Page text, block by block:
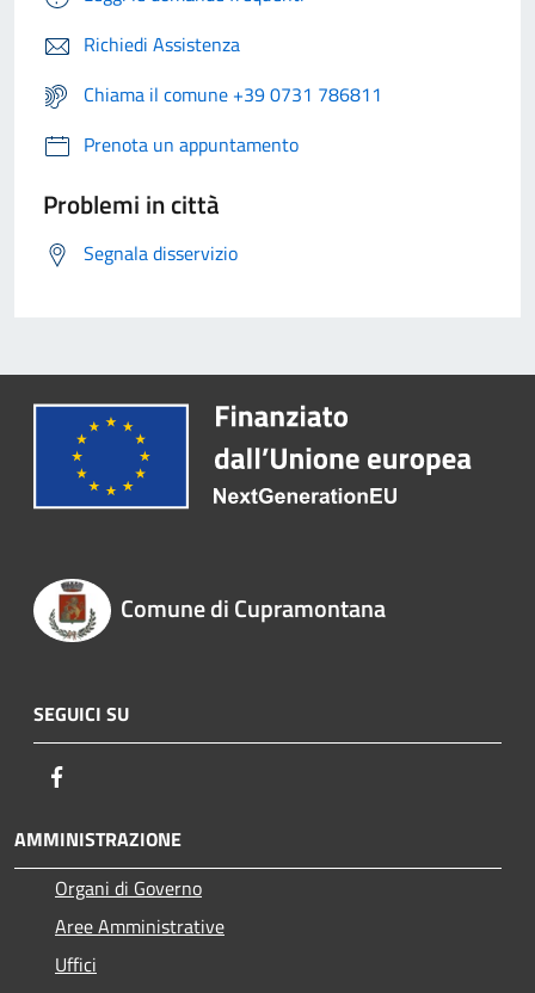
Richiedi Assistenza
Chiama il comune +39 0731 786811
Prenota un appuntamento
Problemi in città
Segnala disservizio
Comune di Cupramontana
SEGUICI SU
AMMINISTRAZIONE
Organi di Governo
Aree Amministrative
Uffici